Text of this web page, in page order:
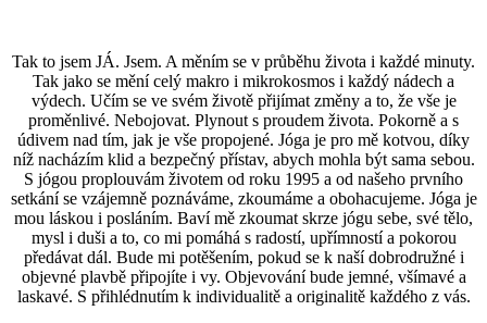
Tak to jsem JÁ. Jsem. A měním se v průběhu života i každé minuty.
Tak jako se mění celý makro i mikrokosmos i každý nádech a
výdech. Učím se ve svém životě přijímat změny a to, že vše je
proměnlivé. Nebojovat. Plynout s proudem života. Pokorně a s
údivem nad tím, jak je vše propojené. Jóga je pro mě kotvou, díky
níž nacházím klid a bezpečný přístav, abych mohla být sama sebou.
S jógou proplouvám životem od roku 1995 a od našeho prvního
setkání se vzájemně poznáváme, zkoumáme a obohacujeme. Jóga je
mou láskou i posláním. Baví mě zkoumat skrze jógu sebe, své tělo,
mysl i duši a to, co mi pomáhá s radostí, upřímností a pokorou
předávat dál. Bude mi potěšením, pokud se k naší dobrodružné i
objevné plavbě připojíte i vy. Objevování bude jemné, všímavé a
laskavé. S přihlédnutím k individualitě a originalitě každého z vás.